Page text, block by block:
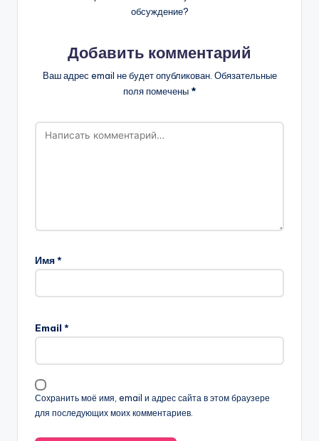
обсуждение?
Добавить комментарий
Ваш адрес email не будет опубликован. Обязательные
поля помечены *
Имя*
Email *
Сохранить моё имя, email и адрес сайта в этом браузере
для последующих моих комментариев.